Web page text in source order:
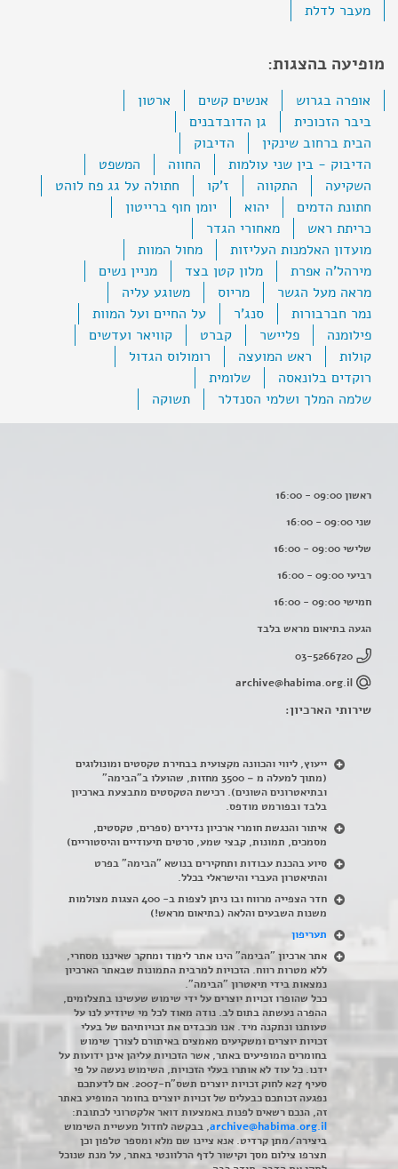
מעבר לדלת
מופיעה בהצגות:
אופרה בגרוש אנשים קשים
ארטון
ביבר הזכוכית
גן הדובדבנים
הבית ברחוב שינקין
הדיבוק
הדיבוק - בין שני עולמות
החווה
המשפט
השקיעה
התקווה ז'קו
חתולה על גג פח לוהט
חתונת הדמים
יהוא
יומן חוף ברייטון
כריתת ראש
מאחורי הגדר
מועדון האלמנות העליזות
מחול המוות
מירהל'ה אפרת
מלון קטן בצד
מניין נשים
מראה מעל הגשר
מריוס
משוגע עליה
נמר חברבורות
סנג'ר
על החיים ועל המוות
פילומנה
פליישר קברט
קוויאר ועדשים
קולות
ראש המועצה
רומולוס הגדול
רוקדים בלונאסה
שלומית
שלמה המלך ושלמי הסנדלר
תשוקה
ראשון 09:00 - 16:00
שני 09:00 - 16:00
שלישי 09:00 - 16:00
רביעי 09:00 - 16:00
חמישי 09:00 - 16:00
הגעה בתיאום מראש בלבד
03-5266720
archive@habima.org.il
שירותי הארכיון:
ייעוץ, ליווי והכוונה מקצועית בבחירת טקסטים ומונולוגים
(מתוך למעלה מ – 3500 מחזות, שהועלו ב"הבימה"
ובתיאטרונים השונים). רכישת הטקסטים מתבצעת בארכיון
בלבד ובפורמט מודפס.
איתור והנגשת חומרי ארכיון נדירים (ספרים, טקסטים,
מסמכים, תמונות, קבצי שמע, סרטים תיעודיים והיסטוריים)
סיוע בהכנת עבודות ותחקירים בנושא "הבימה" בפרט
והתיאטרון העברי והישראלי בכלל.
חדר הצפייה מרווח ובו ניתן לצפות ב- 400 הצגות מצולמות
משנות השבעים והלאה (בתיאום מראש!)
תעריפון
אתר ארכיון "הבימה" הינו אתר לימוד ומחקר שאיננו מסחרי,
ללא מטרות רווח. הזכויות למרבית התמונות שבאתר הארכיון
נמצאות בידי תיאטרון "הבימה".
ככל שהופרו זכויות יוצרים על ידי שימוש שעשינו בתצלומים,
ההפרה נעשתה בתום לב. נודה מאוד לכל מי שיודיע לנו על
טעותנו ונתקנה מיד. אנו מכבדים את זכויותיהם של בעלי
זכויות יוצרים ומשקיעים מאמצים באיתורם לצורך שימוש
בחומרים המופיעים באתר, אשר הזכויות עליהן אינן ידועות על
ידנו. כל עוד לא אותרו בעלי הזכויות, השימוש נעשה על פי
סעיף 27א לחוק זכויות יוצרים תשס"ח-2007. אם לדעתכם
נפגעה זכותכם כבעלים של זכויות יוצרים בחומר המופיע באתר
זה, הנכם רשאים לפנות באמצעות דואר אלקטרוני לכתובת:
archive@habima.org.il, בבקשה לחדול מעשיית השימוש
ביצירה/מתן קרדיט. אנא ציינו שם מלא ומספר טלפון וכן
תצרפו צילום מסך וקישור לדף הרלוונטי באתר, על מנת שנוכל